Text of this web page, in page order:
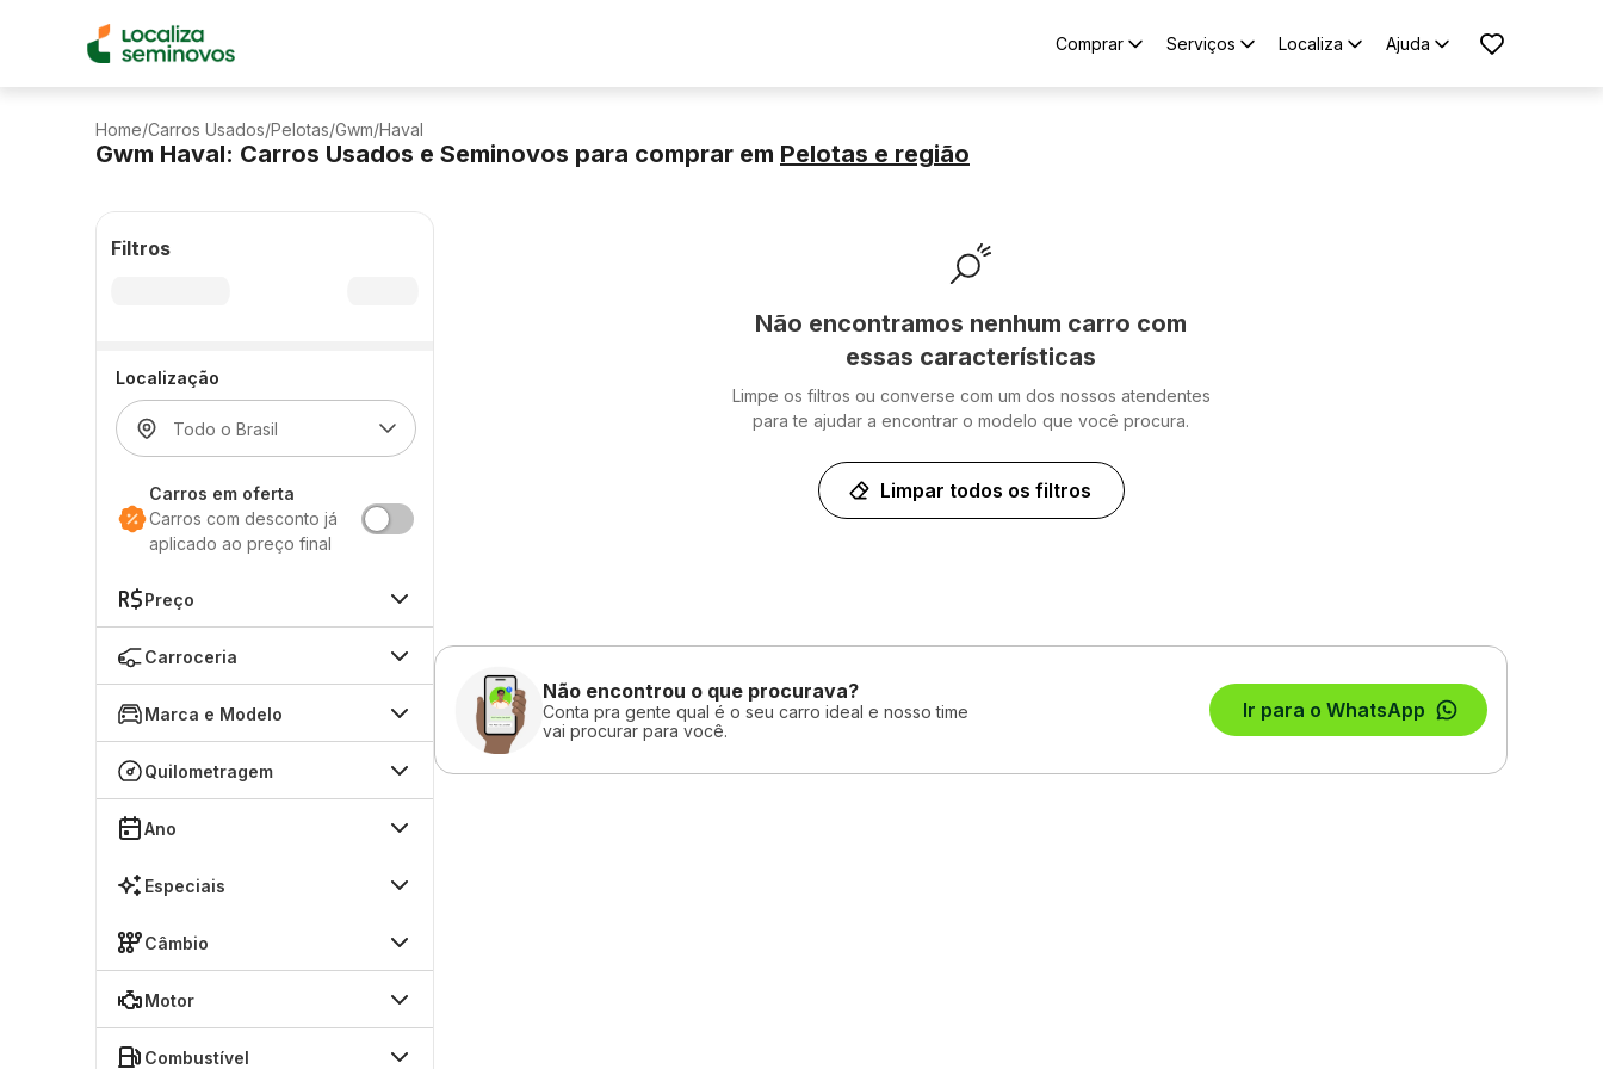
Comprar Serviços Localiza Ajuda
Home/Carros Usados/Pelotas/Gwm/Haval
Gwm Haval: Carros Usados e Seminovos para comprar em Pelotas e região
Filtros
Localização
Carros em oferta
Carros com desconto já
aplicado ao preço final
Preço
Carroceria
Marca e Modelo
Quilometragem
Ano
Especiais
Câmbio
Motor
Combustível
Não encontramos nenhum carro com
essas características
Limpe os filtros ou converse com um dos nossos atendentes
para te ajudar a encontrar o modelo que você procura.
Limpar todos os filtros
Não encontrou o que procurava?
Conta pra gente qual é o seu carro ideal e nosso time
vai procurar para você.
Ir para o WhatsApp